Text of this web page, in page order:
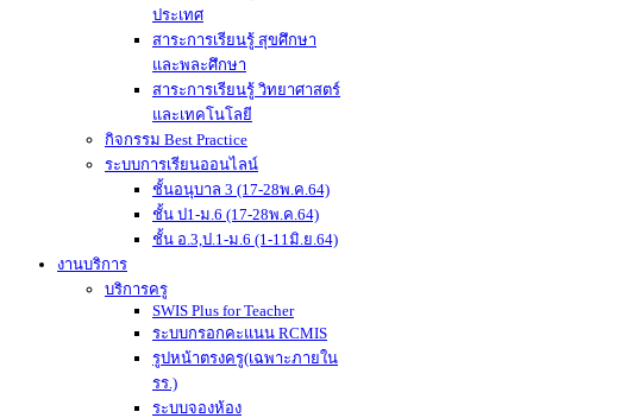
ประเทศ
สาระการเรียนรู้ สุขศึกษา
และพละศึกษา
สาระการเรียนรู้ วิทยาศาสตร์
และเทคโนโลยี
กิจกรรม Best Practice
ระบบการเรียนออนไลน์
ชั้นอนุบาล 3 (17-28พ.ค.64)
ชั้น ป1-ม.6 (17-28พ.ค.64)
ชั้น อ.3,ป.1-ม.6 (1-11มิ.ย.64)
งานบริการ
บริการครู
SWIS Plus for Teacher
ระบบกรอกคะแนน RCMIS
รูปหน้าตรงครู(เฉพาะภายใน
รร.)
ระบบจองห้อง